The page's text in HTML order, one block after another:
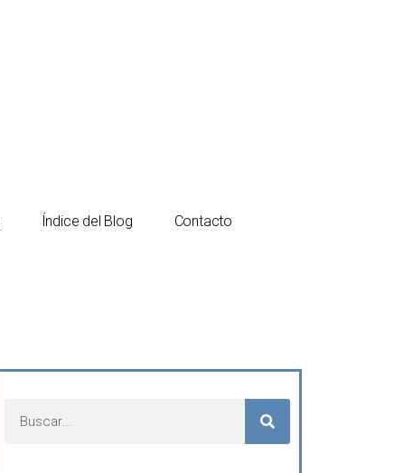
Índice del Blog Contacto